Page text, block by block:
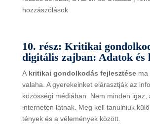
hozzászólások
10. rész: Kritikai
digitális zajban: Adatok és
A kritikai gondolkodás fejlesztésema
valaha. A gyerekeinket elárasztják az
közösségi médiában. Nem minden igaz,
interneten látnak. Meg kell tanulniuk
tények és a vélemények között.